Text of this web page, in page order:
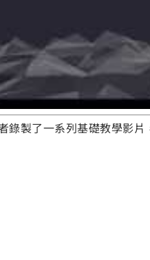
錄製了一系列基礎教學影